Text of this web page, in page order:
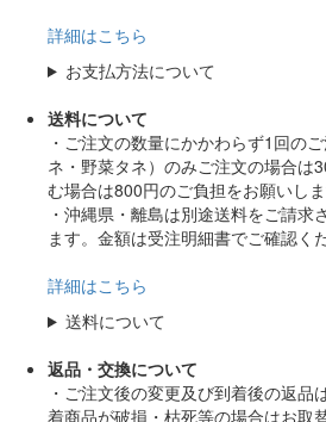
詳細はこちら
お支払方法について
送料について
・ご注文の数量にかかわらず1回の
ネ・野菜タネ）のみご注文の場合は
む場合は800円のご負担をお願いしま
・沖縄県・離島は別途送料をご請
ます。金額は受注明細書でご確認く
詳細はこちら
送料について
返品・交換について
・ご注文後の変更及び到着後の返品
着商品が破損・枯死等の場合はお取